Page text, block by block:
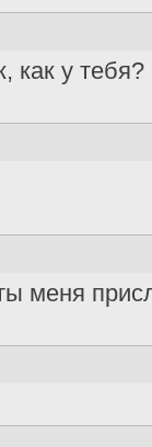
как у тебя?
меня